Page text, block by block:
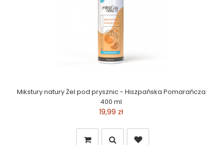
Mikstury natury Żel pod prysznic - Hiszpańska Pomarańcza
400 ml
19,99 zł